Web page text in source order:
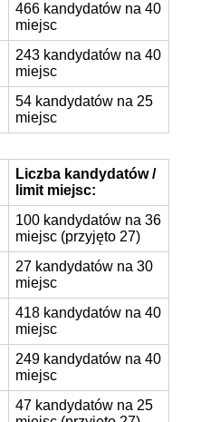
466 kandydatów na 40
miejsc
243 kandydatów na 40
miejsc
54 kandydatów na 25
miejsc
Liczba kandydatów /
limit miejsc:
100 kandydatów na 36
miejsc (przyjęto 27)
27 kandydatów na 30
miejsc
418 kandydatów na 40
miejsc
249 kandydatów na 40
miejsc
47 kandydatów na 25